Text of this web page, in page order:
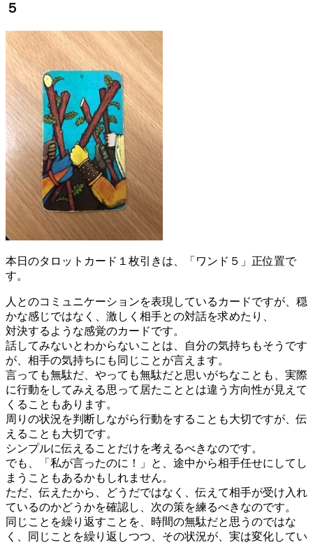
５
本日のタロットカード１枚引きは、「ワンド５」正位置で
す。
人とのコミュニケーションを表現しているカードですが、穏
かな感じではなく、激しく相手との対話を求めたり、
対決するような感覚のカードです。
話してみないとわからないことは、自分の気持ちもそうです
が、相手の気持ちにも同じことが言えます。
言っても無駄だ、やっても無駄だと思いがちなことも、実際
に行動をしてみえる思って居たこととは違う方向性が見えて
くることもあります。
周りの状況を判断しながら行動をすることも大切ですが、伝
えることも大切です。
シンプルに伝えることだけを考えるべきなのです。
でも、「私が言ったのに！」と、途中から相手任せにしてし
まうこともあるかもしれません。
ただ、伝えたから、どうだではなく、伝えて相手が受け入れ
ているのかどうかを確認し、次の策を練るべきなのです。
同じことを繰り返すことを、時間の無駄だと思うのではな
く、同じことを繰り返しつつ、その状況が、実は変化してい